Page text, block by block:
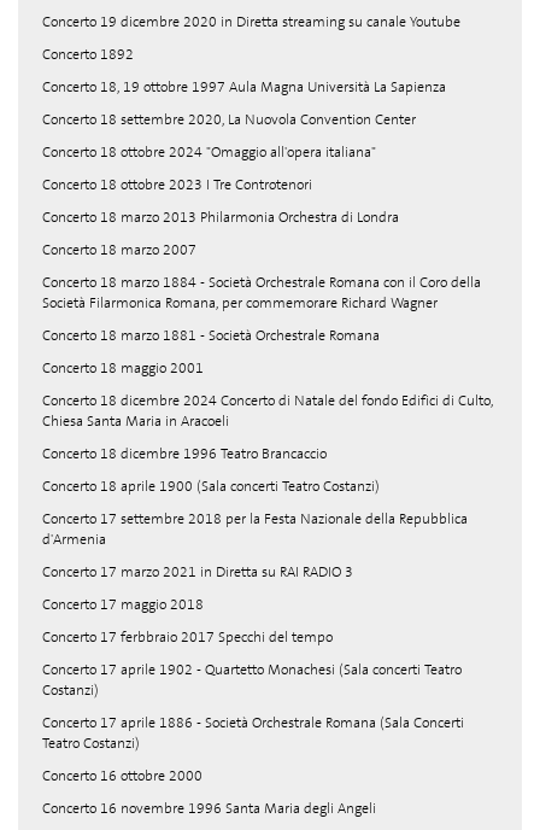
Concerto 19 dicembre 2020 in Diretta streaming su canale Youtube
Concerto 1892
Concerto 18, 19 ottobre 1997 Aula Magna Università La Sapienza
Concerto 18 settembre 2020, La Nuovola Convention Center
Concerto 18 ottobre 2024 "Omaggio all'opera italiana"
Concerto 18 ottobre 2023 I Tre Controtenori
Concerto 18 marzo 2013 Philarmonia Orchestra di Londra
Concerto 18 marzo 2007
Concerto 18 marzo 1884 - Società Orchestrale Romana con il Coro della
Società Filarmonica Romana, per commemorare Richard Wagner
Concerto 18 marzo 1881 - Società Orchestrale Romana
Concerto 18 maggio 2001
Concerto 18 dicembre 2024 Concerto di Natale del fondo Edifici di Culto,
Chiesa Santa Maria in Aracoeli
Concerto 18 dicembre 1996 Teatro Brancaccio
Concerto 18 aprile 1900 (Sala concerti Teatro Costanzi)
Concerto 17 settembre 2018 per la Festa Nazionale della Repubblica
d'Armenia
Concerto 17 marzo 2021 in Diretta su RAI RADIO 3
Concerto 17 maggio 2018
Concerto 17 ferbbraio 2017 Specchi del tempo
Concerto 17 aprile 1902 - Quartetto Monachesi (Sala concerti Teatro
Costanzi)
Concerto 17 aprile 1886 - Società Orchestrale Romana (Sala Concerti
Teatro Costanzi)
Concerto 16 ottobre 2000
Concerto 16 novembre 1996 Santa Maria degli Angeli